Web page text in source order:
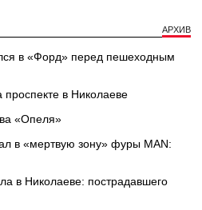
АРХИВ
в «Форд» перед пешеходным
проспекте в Николаеве
«Опеля»
в «мертвую зону» фуры MAN:
в Николаеве: пострадавшего